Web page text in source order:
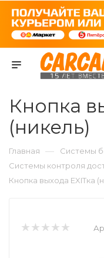
Кнопка
(никель)
Главная — Системы
Системы контроля
Кнопка выхода EXITка